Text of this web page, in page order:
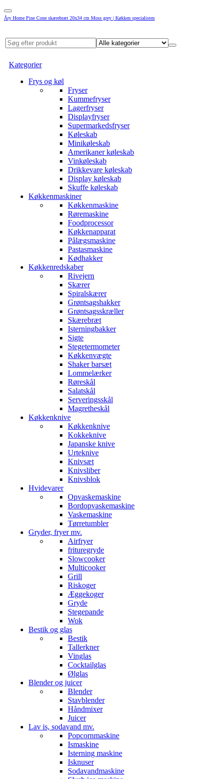
Åry Home Pine Cone skærebræt 20x34 cm Moss grey | Køkken specialisten
Kategorier
Frys og køl
Fryser
Kummefryser
Lagerfryser
Displayfryser
Supermarkedsfryser
Køleskab
Minikøleskab
Amerikaner køleskab
Vinkøleskab
Drikkevare køleskab
Display køleskab
Skuffe køleskab
Køkkenmaskiner
Køkkenmaskine
Røremaskine
Foodprocessor
Køkkenapparat
Pålægsmaskine
Pastasmaskine
Kødhakker
Køkkenredskaber
Rivejern
Skærer
Spiralskærer
Grøntsagshakker
Grøntsagsskræller
Skærebræt
Isterningbakker
Sigte
Stegetermometer
Køkkenvægte
Shaker barsæt
Lommelærker
Røreskål
Salatskål
Serveringsskål
Magretheskål
Køkkenknive
Køkkenknive
Kokkeknive
Japanske knive
Urteknive
Knivsæt
Knivsliber
Knivsblok
Hvidevarer
Opvaskemaskine
Bordopvaskemaskine
Vaskemaskine
Tørretumbler
Gryder, fryer mv.
Airfryer
frituregryde
Slowcooker
Multicooker
Grill
Riskoger
Æggekoger
Gryde
Stegepande
Wok
Bestik og glas
Bestik
Tallerkner
Vinglas
Cocktailglas
Ølglas
Blender og juicer
Blender
Stavblender
Håndmixer
Juicer
Lav is, sodavand mv.
Popcornmaskine
Ismaskine
Isterning maskine
Isknuser
Sodavandmaskine